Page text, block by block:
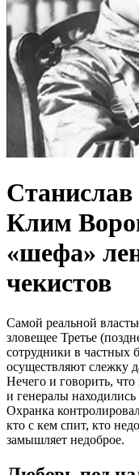
Клим
«шефа»
чекистов
Самой реальной
зловещее Третье
сотрудники в частных
осуществляют слежку
Нечего и говорить,
и генералы
Охранка
кто с кем спит, кто
замышляет недоброе.